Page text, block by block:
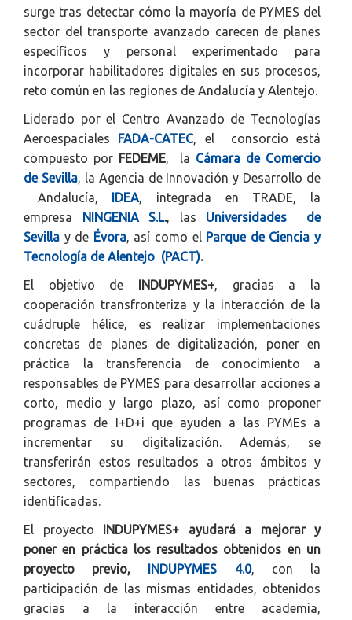
surge tras detectar cómo la mayoría de PYMES del
sector del transporte avanzado carecen de planes
específicos y personal experimentado para
incorporar habilitadores digitales en sus procesos,
reto común en las regiones de Andalucía y Alentejo.
Liderado por el Centro Avanzado de Tecnologías
Aeroespaciales
FADA-CATEC, el consorcio está
compuesto por FEDEME, la Cámara de Comercio
de Sevilla, la Agencia de Innovación y Desarrollo de
Andalucía, IDEA, integrada en TRADE, la
empresa
NINGENIA S.L., las
Universidades de
Sevilla y de Évora, así como el Parque de Ciencia y
Tecnología de Alentejo (PACT).
El objetivo de INDUPYMES+, gracias a la
cooperación transfronteriza y la interacción de la
cuádruple hélice, es realizar implementaciones
concretas de planes de digitalización, poner en
práctica la transferencia de conocimiento a
responsables de PYMES para desarrollar acciones a
corto, medio y largo plazo, así como proponer
programas de I+D+i que ayuden a las PYMEs a
incrementar su digitalización. Además, se
transferirán estos resultados a otros ámbitos y
sectores, compartiendo las buenas prácticas
identificadas.
El proyecto
INDUPYMES+
ayudará a mejorar y
poner en práctica los resultados obtenidos en un
proyecto previo, INDUPYMES 4.0, con la
participación de las mismas entidades, obtenidos
gracias a la interacción entre academia,